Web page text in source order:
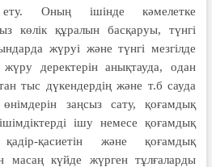
ету. Оның ішінде кәмелетке
көлік құралын басқаруы, түнгі
жүруі және түнгі мезгілде
жүру деректерін анықтауда, одан
тыс дүкендердің және т.б сауда
заңсыз сату, қоғамдық
ішу немесе қоғамдық
қасиетін және қоғамдық
масаң күйде жүрген тұлғаларды